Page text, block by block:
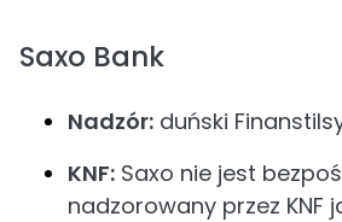
Saxo Bank
Nadzór: duński
KNF: Saxo nie jest
nadzorowany przez KNF